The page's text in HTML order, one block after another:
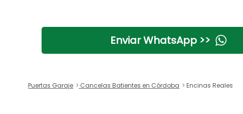
Enviar WhatsApp >>
Puertas Garaje Cancelas Batientes en Córdoba Encinas Reales